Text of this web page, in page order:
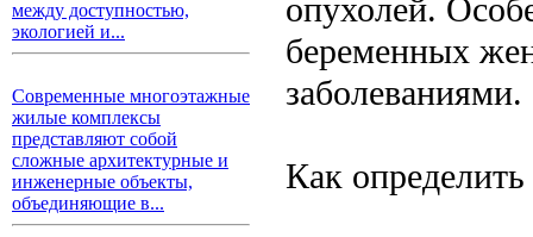
между доступностью,
экологией и...
Современные многоэтажные
жилые комплексы
представляют собой
сложные архитектурные и
инженерные объекты,
объединяющие в...
опухолей.
беременных
заболеваниями.
Как